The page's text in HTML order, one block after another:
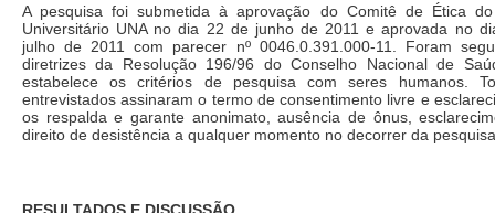
A pesquisa foi submetida à aprovação do Comitê de Ética
Universitário UNA no dia 22 de junho de 2011 e aprovada no
julho de 2011 com parecer nº 0046.0.391.000-11. Foram
diretrizes da Resolução 196/96 do Conselho Nacional de
estabelece os critérios de pesquisa com seres humanos.
entrevistados assinaram o termo de consentimento livre e
os respalda e garante anonimato, ausência de ônus,
direito de desistência a qualquer momento no decorrer da